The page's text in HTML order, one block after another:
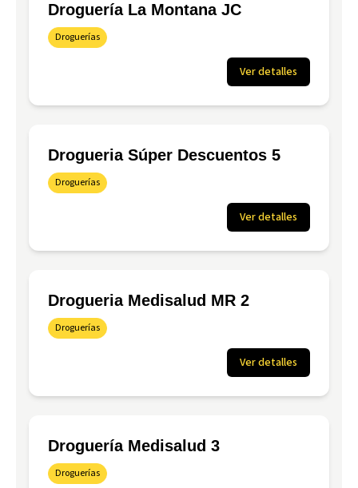
Droguería La Montana JC
Droguerías
Ver detalles
Drogueria Súper Descuentos 5
Droguerías
Ver detalles
Drogueria Medisalud MR 2
Droguerías
Ver detalles
Droguería Medisalud 3
Droguerías